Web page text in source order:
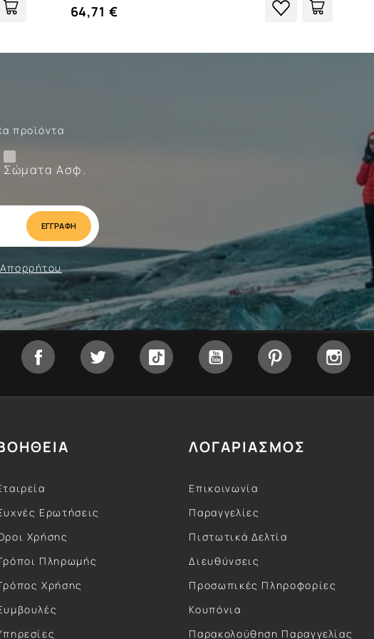
64,71 €
προϊόντα
Σώματα Ασφ.
Απορρήτου
Facebook Twitter Tiktok YouTube Pinterest
Ερωτήσεις
Χρήσης
Πληρωμής
Χρήσης
ΛΟΓΑΡΙΑΣΜΟΣ
Επικοινωνία
Παραγγελίες
Πιστωτικά Δελτία
Διευθύνσεις
Προσωπικές Πληροφορίες
Κουπόνια
Παρακολούθηση Παραγγελίας